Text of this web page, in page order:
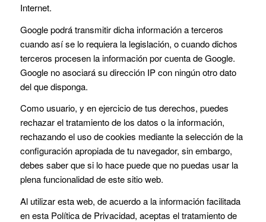
Internet.
Google podrá transmitir dicha información a terceros
cuando así se lo requiera la legislación, o cuando dichos
terceros procesen la información por cuenta de Google.
Google no asociará su dirección IP con ningún otro dato
del que disponga.
Como usuario, y en ejercicio de tus derechos, puedes
rechazar el tratamiento de los datos o la información,
rechazando el uso de cookies mediante la selección de la
configuración apropiada de tu navegador, sin embargo,
debes saber que si lo hace puede que no puedas usar la
plena funcionalidad de este sitio web.
Al utilizar esta web, de acuerdo a la información facilitada
en esta Política de Privacidad, aceptas el tratamiento de